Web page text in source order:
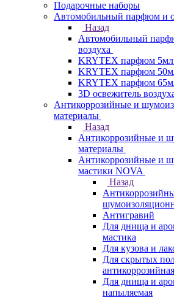
Подарочные наборы
Автомобильный парфюм и
Назад
Автомобильный
воздуха
KRYTEX парфюм
KRYTEX парфюм
KRYTEX парфюм
3D освежитель
Антикоррозийные и
материалы
Назад
Антикоррозийные и
материалы
Антикоррозийные и
мастики NOVA
Назад
Антигравий
Для днища и
мастика
Для кузова и
Для скрытых
Для днища и
напыляемая